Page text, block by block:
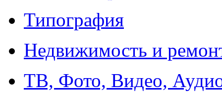
Типография
Недвижимость и
ТВ, Фото, Видео,